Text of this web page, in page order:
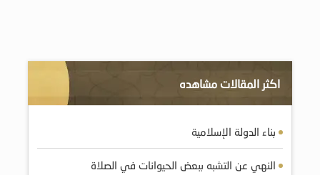
اكثر المقالات مشاهده
بناء الدولة الإسلامية
النهي عن التشبه ببعض الحيوانات في الصلاة